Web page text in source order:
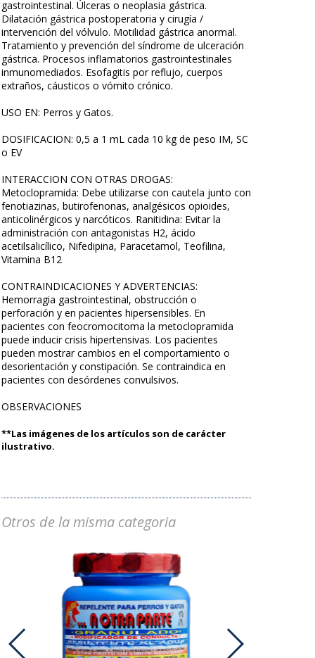
gastrointestinal. Úlceras o neoplasia gástrica.
Dilatación gástrica postoperatoria y cirugía /
intervención del vólvulo. Motilidad gástrica anormal.
Tratamiento y prevención del síndrome de ulceración
gástrica. Procesos inflamatorios gastrointestinales
inmunomediados. Esofagitis por reflujo, cuerpos
extraños, cáusticos o vómito crónico.
USO EN: Perros y Gatos.
DOSIFICACION: 0,5 a 1 mL cada 10 kg de peso IM, SC
o EV
INTERACCION CON OTRAS DROGAS:
Metoclopramida: Debe utilizarse con cautela junto con
fenotiazinas, butirofenonas, analgésicos opioides,
anticolinérgicos y narcóticos. Ranitidina: Evitar la
administración con antagonistas H2, ácido
acetilsalicílico, Nifedipina, Paracetamol, Teofilina,
Vitamina B12
CONTRAINDICACIONES Y ADVERTENCIAS:
Hemorragia gastrointestinal, obstrucción o
perforación y en pacientes hipersensibles. En
pacientes con feocromocitoma la metoclopramida
puede inducir crisis hipertensivas. Los pacientes
pueden mostrar cambios en el comportamiento o
desorientación y constipación. Se contraindica en
pacientes con desórdenes convulsivos.
OBSERVACIONES
**Las imágenes de los artículos son de carácter
ilustrativo.
Otros de la misma categoria